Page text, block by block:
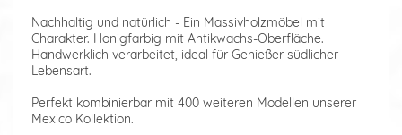
Nachhaltig und natürlich - Ein Massivholzmöbel mit
Charakter. Honigfarbig mit Antikwachs-Oberfläche.
Handwerklich verarbeitet, ideal für Genießer südlicher
Lebensart.
Perfekt kombinierbar mit 400 weiteren Modellen unserer
Mexico Kollektion.